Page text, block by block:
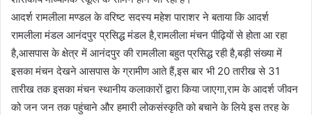
आदर्श रामलीला मण्डल के वरिष्ट सदस्य महेश पाराशर ने बताया कि आदर्श
रामलीला मंडल आनंदपुर प्रसिद्ध मंडल है,रामलीला मंचन पीढ़ियों से होता आ रहा
है,आसपास के क्षेत्र में आनंदपुर की रामलीला बहुत प्रसिद्ध रही है,बड़ी संख्या में
इसका मंचन देखने आसपास के ग्रामीण आते हैं,इस बार भी 20 तारीख से 31
तारीख तक इसका मंचन स्थानीय कलाकारों द्वारा किया जाएगा,राम के आदर्श जीवन
को जन जन तक पहुंचाने और हमारी लोकसंस्कृति को बचाने के लिये इस तरह के